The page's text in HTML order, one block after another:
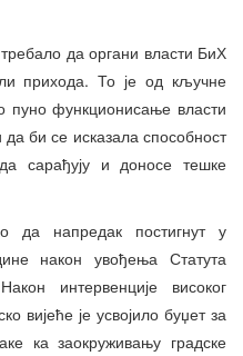
да органи власти БиХ
прихода. То је од кључне
пуно функционисање власти
би се исказала способност
сарађују и доносе тешке
да напредак постигнут у
након увођења Статута
интервенције високог
вијеће је усвојило буџет за
ка заокруживању градске